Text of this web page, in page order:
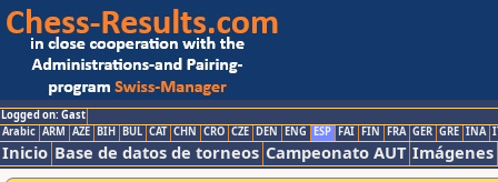
Logged on: Gast
Arabic ARM AZE BIH BUL CAT CHN CRO CZE DEN ENG ESP FAI FIN FRA GER GRE INA
Inicio Base de datos de torneos Campeonato AUT Imágenes